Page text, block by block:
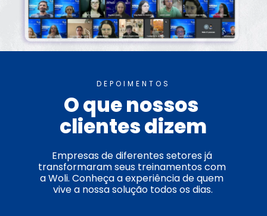
DEPOIMENTOS
O que nossos
clientes dizem
Empresas de diferentes setores já
transformaram seus treinamentos com
a Woli. Conheça a experiência de quem
vive a nossa solução todos os dias.